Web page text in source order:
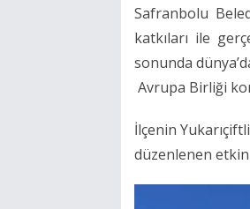
Safranbolu
katkıları ile
sonunda
Avrupa Birliği
İlçenin
düzenlenen